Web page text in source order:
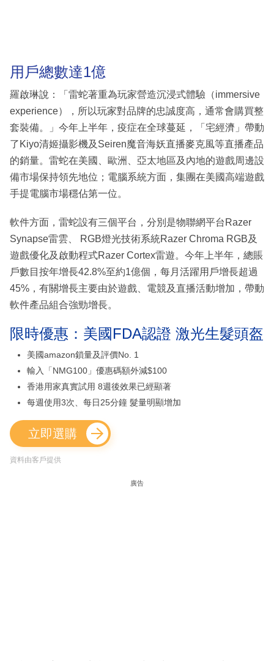
用戶總數達1億
羅啟琳說：「雷蛇著重為玩家營造沉浸式體驗（immersive
experience），所以玩家對品牌的忠誠度高，通常會購買整
套裝備。」今年上半年，疫症在全球蔓延，「宅經濟」帶動
了Kiyo清姬攝影機及Seiren魔音海妖直播麥克風等直播產品
的銷量。雷蛇在美國、歐洲、亞太地區及內地的遊戲周邊設
備市場保持領先地位；電腦系統方面，集團在美國高端遊戲
手提電腦市場穩佔第一位。
軟件方面，雷蛇設有三個平台，分別是物聯網平台Razer
Synapse雷雲、 RGB燈光技術系統Razer Chroma RGB及
遊戲優化及啟動程式Razer Cortex雷遊。今年上半年，總賬
戶數目按年增長42.8%至約1億個，每月活躍用戶增長超過
45%，有關增長主要由於遊戲、電競及直播活動增加，帶動
軟件產品組合強勁增長。
限時優惠：美國FDA認證 激光生髮頭盔
美國amazon鎖量及評價No. 1
輸入「NMG100」優惠碼額外減$100
香港用家真實試用 8週後效果已經顯著
每週使用3次、每日25分鐘 髮量明顯增加
立即選購
資料由客戶提供
廣告